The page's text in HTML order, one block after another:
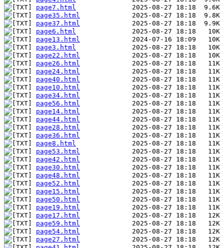
page7.html
page35.html
page37.html
page6.html
page13.html
page3.html
page22.html
page26.html
page24.html
page40.html
page10.html
page34.html
page56.html
page14.html
page44.html
page28.html
page36.html
page8.html
page53.html
page42.html
page30.html
page48.html
page52.html
page15.html
page50.html
page19.html
page17.html
page59.html
page54.html
page27.html